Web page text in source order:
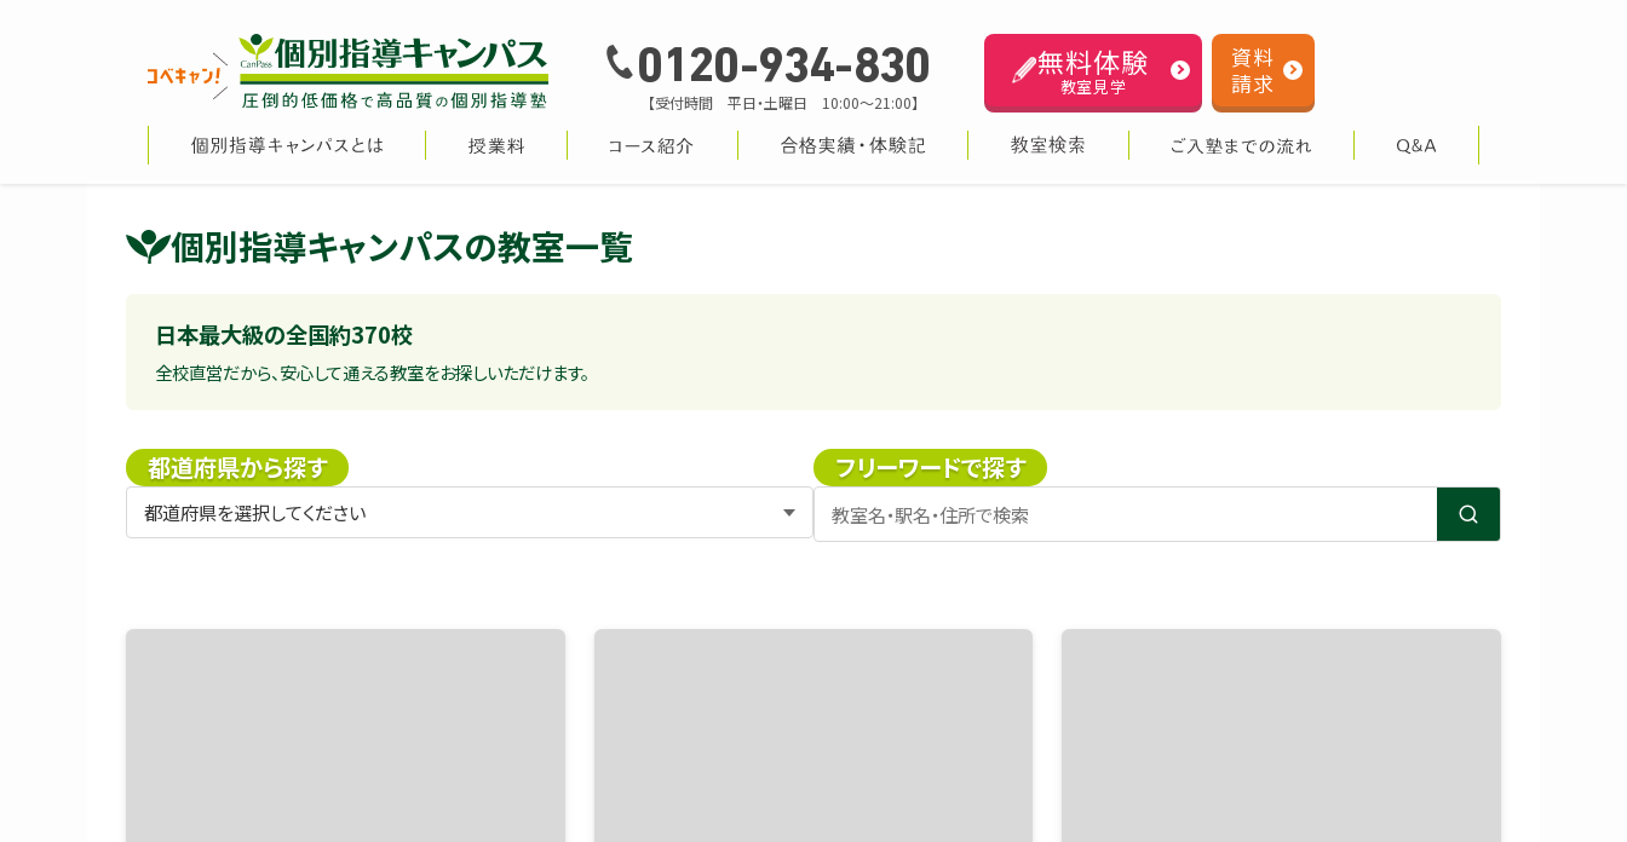
0120-934-830
【受付時間 平日・土曜日 10:00～21:00】
無料体験
教室見学
資料
請求
個別指導キャンパスの教室一覧
日本最大級の全国約370校
全校直営だから、安心して通える教室をお探しいただけます。
都道府県から探す フリーワードで探す